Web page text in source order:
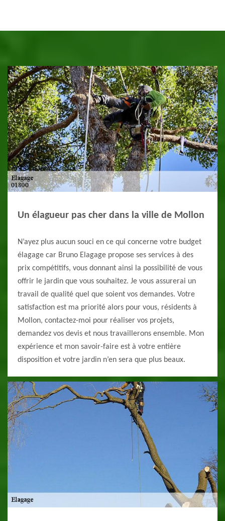
Un élagueur pas cher dans la ville de Mollon
N’ayez plus aucun souci en ce qui concerne votre budget
élagage car Bruno Elagage propose ses services à des
prix compétitifs, vous donnant ainsi la possibilité de vous
offrir le jardin que vous souhaitez. Je vous assurerai un
travail de qualité quel que soient vos demandes. Votre
satisfaction est ma priorité alors pour vous, résidents à
Mollon, contactez-moi pour réaliser vos projets,
demandez vos devis et nous travaillerons ensemble. Mon
expérience et mon savoir-faire est à votre entière
disposition et votre jardin n’en sera que plus beaux.